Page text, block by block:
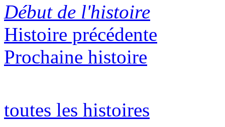
Début de l'histoire
Histoire précédente
Prochaine histoire
toutes les histoires